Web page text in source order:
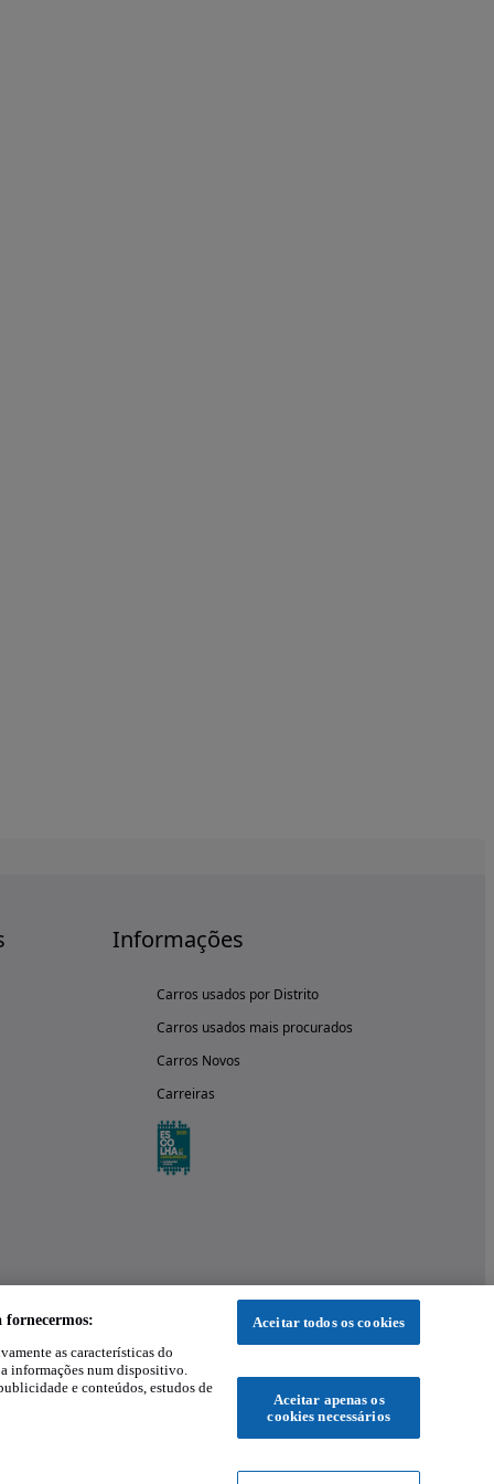
Informações
Carros usados por Distrito
Carros usados mais procurados
Carros Novos
Carreiras
fornecermos:
as características do
informações num dispositivo.
e conteúdos, estudos de
Aceitar todos os cookies
Aceitar apenas os
cookies necessários